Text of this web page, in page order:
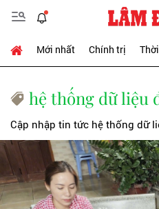
Mới nhất Chính trị
hệ thống dữ liệu
Cập nhập tin tức hệ thống dữ